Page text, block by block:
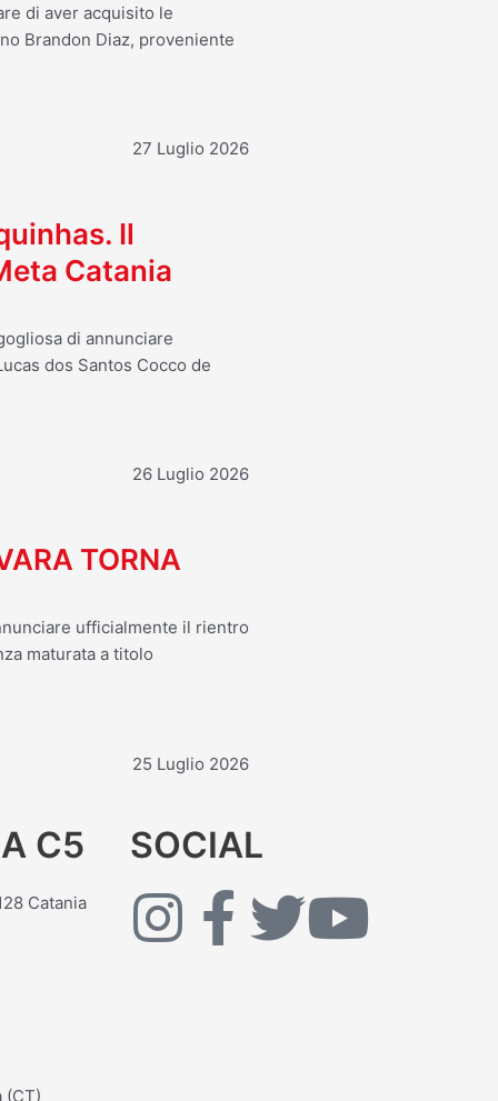
di aver acquisito le
Brandon Diaz, proveniente
27 Luglio 2026
Il
Catania
di annunciare
dos Santos Cocco de
26 Luglio 2026
TORNA
ufficialmente il rientro
maturata a titolo
25 Luglio 2026
C5
Catania
SOCIAL
I
F
T Y
(CT)